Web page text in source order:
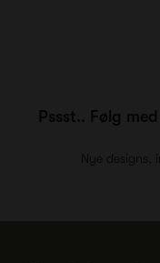
Pssst.. Følg
Nye designs,